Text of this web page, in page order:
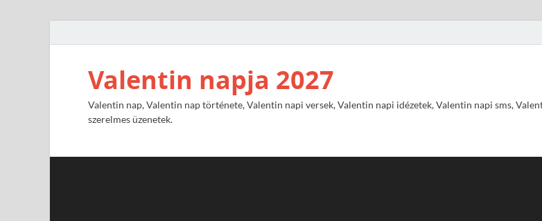
Valentin napja 2027
Valentin nap, Valentin nap története, Valentin napi versek, Valentin napi idézetek, Valentin napi sms,
szerelmes üzenetek.